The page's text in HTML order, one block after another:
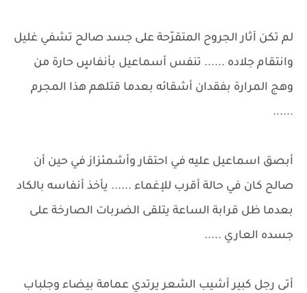
لم تكن آثار الجروح المتقرّحة على جسد صالح تشفي غليل
وانتقام جلاده ...... تنفس أسماعيل بأنفاسٍ حارة من
وهج المرارة بفقدان أشقائه بعدما قتلهم هذا المجرم
......
أبصق اسماعيل عليه في احتقار وأشمئزاز في حين أن
صالح كان في حالة أقرب للإغماء ...... يأخذ أنفاسه بالكاد
بعدما ظل قرابة الساعة يتلقى الضربات الصارخة على
جسده العاري .....
أتى رجل كبير أشيب الشعر يرتدي عمامة بيضاء وجلباب